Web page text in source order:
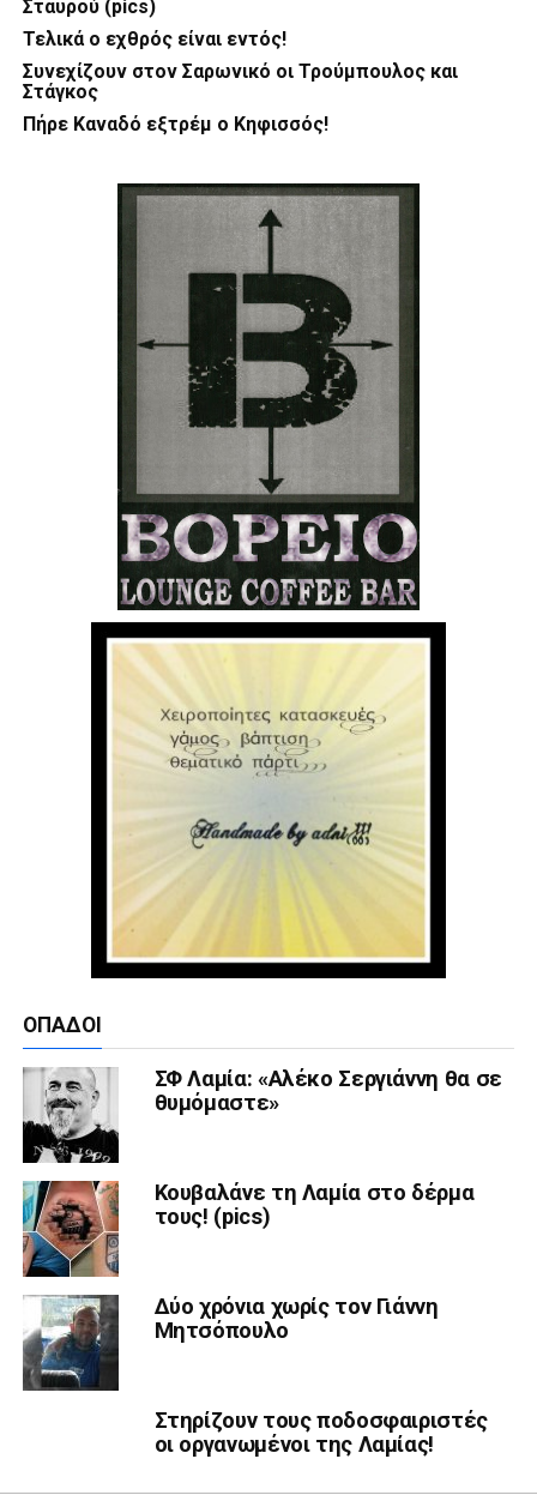
Σταυρού (pics)
Τελικά ο εχθρός είναι εντός!
Συνεχίζουν στον Σαρωνικό οι Τρούμπουλος και
Στάγκος
Πήρε Καναδό εξτρέμ ο Κηφισσός!
ΟΠΑΔΟΊ
ΣΦ Λαμία: «Αλέκο Σεργιάννη θα σε
θυμόμαστε»
Κουβαλάνε τη Λαμία στο δέρμα
τους! (pics)
Δύο χρόνια χωρίς τον Γιάννη
Μητσόπουλο
Στηρίζουν τους ποδοσφαιριστές
οι οργανωμένοι της Λαμίας!